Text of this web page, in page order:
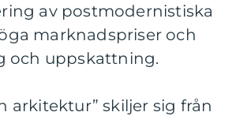
av postmodernistiska
marknadspriser och
och uppskattning.
arkitektur” skiljer sig från